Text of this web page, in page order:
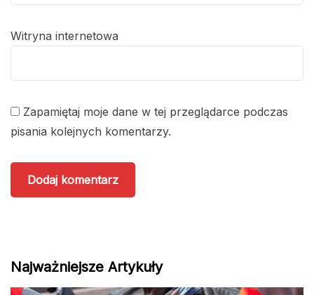
Witryna internetowa
Zapamiętaj moje dane w tej przeglądarce podczas
pisania kolejnych komentarzy.
Najważniejsze Artykuły